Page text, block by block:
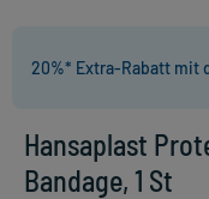
20%* Extra-Rabatt mit
Hansaplast
Bandage, 1 St